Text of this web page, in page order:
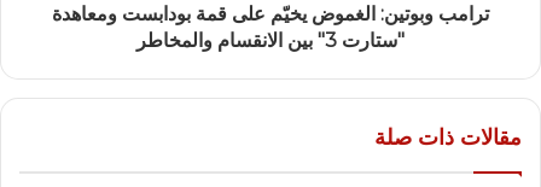
ترامب وبوتين: الغموض يخيّم على قمة بودابست ومعاهدة
"ستارت 3" بين الانقسام والمخاطر
مقالات ذات صلة